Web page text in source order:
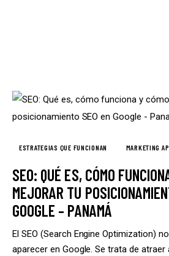
ESTRATEGIAS QUE FUNCIONAN MARKETING
SEO: QUÉ ES, CÓMO
MEJORAR TU
GOOGLE – PANAMÁ
El SEO (Search Engine Optimization)
aparecer en Google. Se trata de atraer